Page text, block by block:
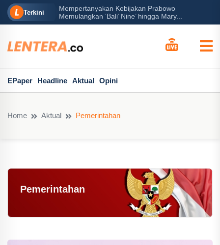
Terkini
Mary...
Peran Besar Tuhan…
EPaper Headline Aktual Opini
Home Aktual Pemerintahan
Pemerintahan